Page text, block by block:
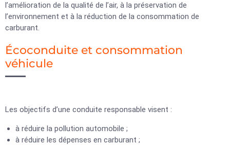
l’amélioration de la qualité de l’air, à la préservation de
l’environnement et à la réduction de la consommation de
carburant.
Écoconduite et consommation
véhicule
Les objectifs d’une conduite responsable visent :
à réduire la pollution automobile ;
à réduire les dépenses en carburant ;